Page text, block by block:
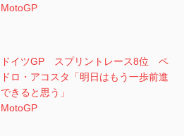
MotoGP
ドイツGP スプリントレース8位 ペ
ドロ・アコスタ「明日はもう一歩前進
できると思う」
MotoGP